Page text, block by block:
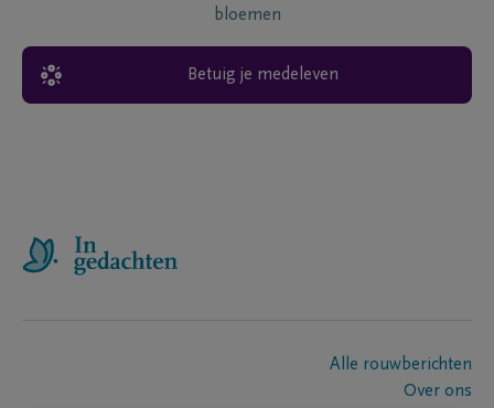
bloemen
Betuig je medeleven
Alle rouwberichten
Over ons